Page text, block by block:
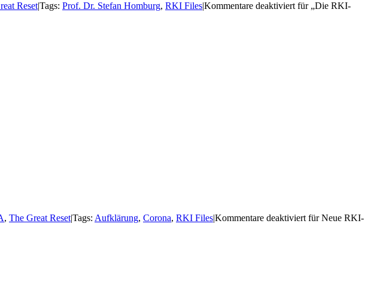
Reset|Tags: Prof. Dr. Stefan Homburg, RKI Files|Kommentare deaktiviert für „Die RKI-
, The Great Reset|Tags: Aufklärung, Corona, RKI FilesKommentare deaktiviertfür Neue RKI-